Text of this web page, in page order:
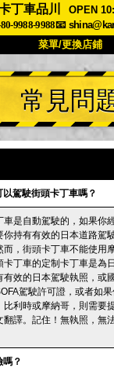
丁車品川
OPEN
9988-9988📧
菜單/更換店鋪
首頁
規格
顧客聲音
更換店鋪
#2
店
常見問
以駕駛街頭卡丁車嗎？
車是自動駕駛的，如果你
你持有有效的日本道路駕
而，街頭卡丁車不能使用
卡丁車的定制卡丁車是為
有效的日本駕駛執照，或
駕駛許可證，或者如
比利時或摩納哥，則需要
翻譯。記住！無執照，無
嗎？